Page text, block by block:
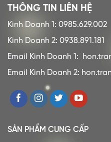
THÔNG TIN LIÊN HỆ
Kinh Doanh 1: 0985.629.002
Kinh Doanh 2: 0938.891.181
Email Kinh Doanh 1:
Email Kinh Doanh 2:
SẢN PHẨM CUNG CẤP